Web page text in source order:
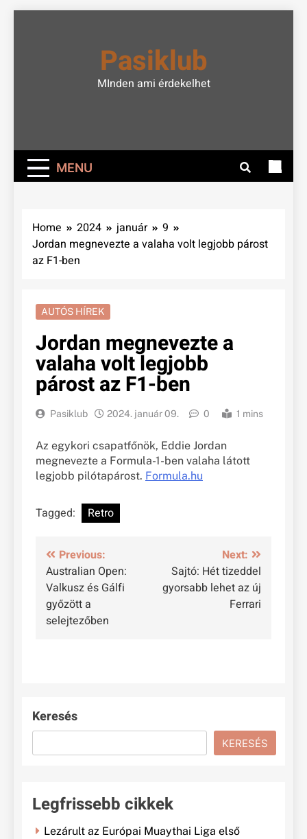
Pasiklub
MInden ami érdekelhet
MENU
Home 2024 január
9
Jordan megnevezte a valaha volt legjobb párost
az F1-ben
AUTÓS HÍREK
Jordan megnevezte a
valaha volt legjobb
párost az F1-ben
Pasiklub 2024. január 09. 0 1 mins
Az egykori csapatfőnök, Eddie Jordan
megnevezte a Formula-1-ben valaha látott
legjobb pilótapárost. Formula.hu
Tagged: Retro
Bejegyzés
navigáció
Previous:
Australian Open:
Valkusz és Gálfi
győzött a
selejtezőben
Next:
Sajtó: Hét tizeddel
gyorsabb lehet az új
Ferrari
Keresés
KERESÉS
Legfrissebb cikkek
Lezárult az Európai Muaythai Liga első